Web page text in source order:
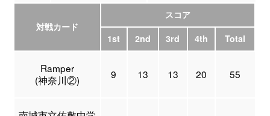
対戦カード
スコア
1st
2nd 3rd 4th Total
Ramper
(神奈川②)
9 13 13 20 55